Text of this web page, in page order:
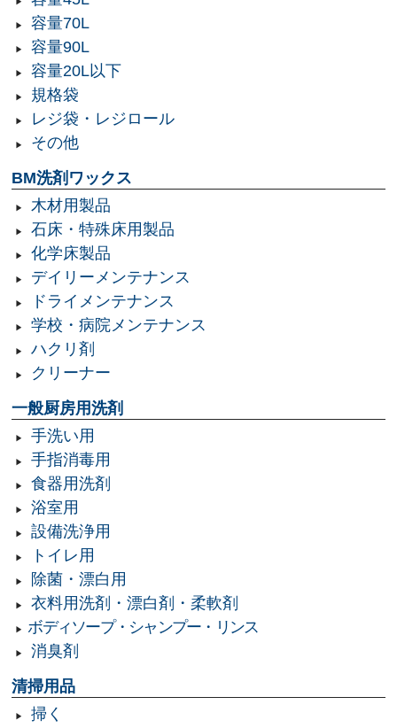
容量70L
容量90L
容量20L以下
規格袋
レジ袋・レジロール
その他
BM洗剤ワックス
木材用製品
石床・特殊床用製品
化学床製品
デイリーメンテナンス
ドライメンテナンス
学校・病院メンテナンス
ハクリ剤
クリーナー
一般厨房用洗剤
手洗い用
手指消毒用
食器用洗剤
浴室用
設備洗浄用
トイレ用
除菌・漂白用
衣料用洗剤・漂白剤・柔軟剤
ボディソープ・シャンプー・リンス
消臭剤
清掃用品
掃く